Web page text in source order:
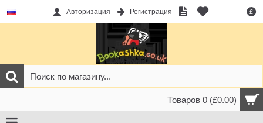
£
Авторизация Регистрация
Товаров 0 (£0.00)